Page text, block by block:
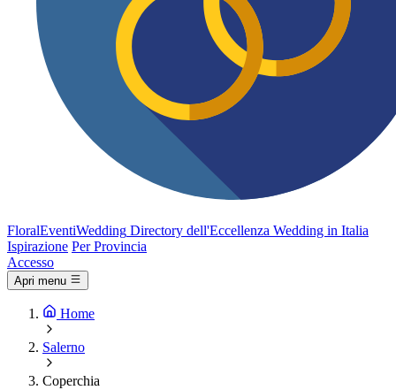
FloralEventiWedding Directory dell'Eccellenza Wedding in Italia
Ispirazione Per Provincia
Accesso
Apri menu
Home
Salerno
Coperchia